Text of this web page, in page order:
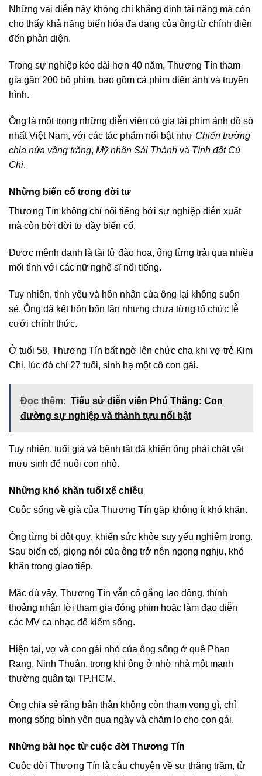
Những vai diễn này không chỉ khẳng định tài năng mà còn
cho thấy khả năng biến hóa đa dạng của ông từ chính diện
đến phản diện.
Trong sự nghiệp kéo dài hơn 40 năm, Thương Tín tham
gia gần 200 bộ phim, bao gồm cả phim điện ảnh và truyền
hình.
Ông là một trong những diễn viên có gia tài phim ảnh đồ sộ
nhất Việt Nam, với các tác phẩm nổi bật như Chiến trường
chia nửa vầng trăng, Mỹ nhân Sài Thành và Tình đất Củ
Chi.
Những biến cố trong đời tư
Thương Tín không chỉ nổi tiếng bởi sự nghiệp diễn xuất
mà còn bởi đời tư đầy biến cố.
Được mệnh danh là tài tử đào hoa, ông từng trải qua nhiều
mối tình với các nữ nghệ sĩ nổi tiếng.
Tuy nhiên, tình yêu và hôn nhân của ông lại không suôn
sẻ. Ông đã kết hôn bốn lần nhưng chưa từng tổ chức lễ
cưới chính thức.
Ở tuổi 58, Thương Tín bất ngờ lên chức cha khi vợ trẻ Kim
Chi, lúc đó chỉ 27 tuổi, sinh hạ một cô con gái.
Đọc thêm: Tiểu sử diễn viên Phú Thăng: Con
đường sự nghiệp và thành tựu nổi bật
Tuy nhiên, tuổi già và bệnh tật đã khiến ông phải chật vật
mưu sinh để nuôi con nhỏ.
Những khó khăn tuổi xế chiều
Cuộc sống về già của Thương Tín gặp không ít khó khăn.
Ông từng bị đột quỵ, khiến sức khỏe suy yếu nghiêm trọng.
Sau biến cố, giọng nói của ông trở nên ngọng nghịu, khó
khăn trong giao tiếp.
Mặc dù vậy, Thương Tín vẫn cố gắng lao động, thỉnh
thoảng nhận lời tham gia đóng phim hoặc làm đạo diễn
các MV ca nhạc để kiếm sống.
Hiện tại, vợ và con gái nhỏ của ông sống ở quê Phan
Rang, Ninh Thuận, trong khi ông ở nhờ nhà một mạnh
thường quân tại TP.HCM.
Ông chia sẻ rằng bản thân không còn tham vọng gì, chỉ
mong sống bình yên qua ngày và chăm lo cho con gái.
Những bài học từ cuộc đời Thương Tín
Cuộc đời Thương Tín là câu chuyện về sự thăng trầm, từ